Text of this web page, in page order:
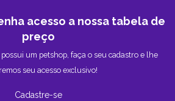
acesso a nossa tabela de
preço
um petshop, faça o seu cadastro e lhe
seu acesso exclusivo!
Cadastre-se